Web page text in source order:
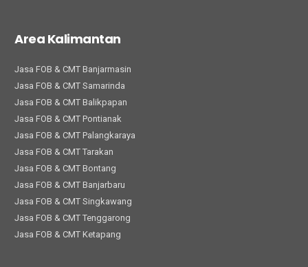
Area Kalimantan
Jasa FOB & CMT Banjarmasin
Jasa FOB & CMT Samarinda
Jasa FOB & CMT Balikpapan
Jasa FOB & CMT Pontianak
Jasa FOB & CMT Palangkaraya
Jasa FOB & CMT Tarakan
Jasa FOB & CMT Bontang
Jasa FOB & CMT Banjarbaru
Jasa FOB & CMT Singkawang
Jasa FOB & CMT Tenggarong
Jasa FOB & CMT Ketapang